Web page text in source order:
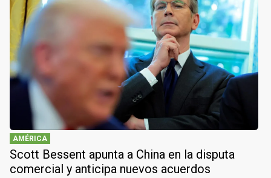
AMÉRICA
Scott Bessent apunta a China en la disputa
comercial y anticipa nuevos acuerdos